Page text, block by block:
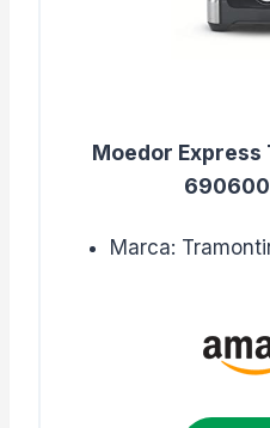
Moedor Express
Marca: